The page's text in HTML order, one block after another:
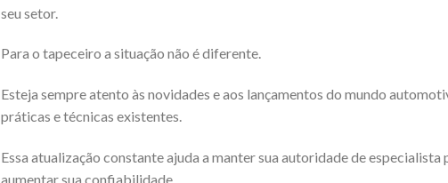
seu setor.
Para o tapeceiro a situação não é diferente.
Esteja sempre atento às novidades e aos lançamentos do mundo
práticas e técnicas existentes.
Essa atualização constante ajuda a manter sua autoridade de especialista
aumentar sua confiabilidade.